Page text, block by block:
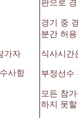
가자
사항
판으로
경기 중
분간 허
식사시간
부정선수
모든 참
하지 못